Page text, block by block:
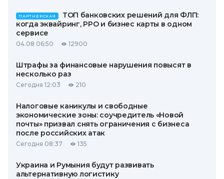
ПАРТНЕРСКАЯ
ТОП банковских решений для ФЛП:
когда эквайринг, РРО и бизнес карты в одном
сервисе
04.08 06:50 12900
Штрафы за финансовые нарушения повысят в
несколько раз
Сегодня 12:03 210
Налоговые каникулы и свободные
экономические зоны: соучредитель «Новой
почты» призвал снять ограничения с бизнеса
после российских атак
Сегодня 08:37 135
Украина и Румыния будут развивать
альтернативную логистику